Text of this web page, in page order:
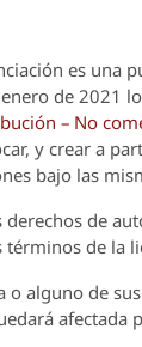
es una
de 2021
– No
y crear a
bajo las
derechos de
términos de la
o alguno de
afectada